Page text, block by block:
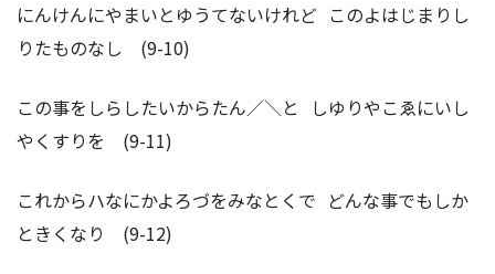
にんけんにやまいとゆうてないけれど このよはじまりし
りたものなし (9-10)
この事をしらしたいからたん／＼と しゆりやこゑにいし
やくすりを (9-11)
これからハなにかよろづをみなとくで どんな事でもしか
ときくなり (9-12)